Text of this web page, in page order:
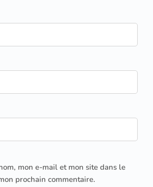
mon e-mail et mon site dans le
prochain commentaire.